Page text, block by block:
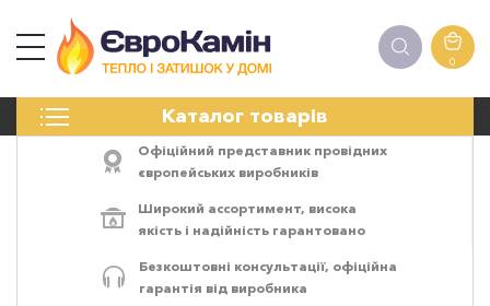
0
Каталог товарів
ПЕЧІ
ЕЛЕКТРОКАМІНИ
АКСЕСУАРИ
Офіційний представник провідних
європейських виробників
Широкий ассортимент, висока
якість і надійність гарантовано
Безкоштовні консультації, офіційна
гарантія від виробника